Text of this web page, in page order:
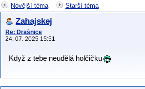
Novější téma Starší téma
Zahajskej
Re: Drašnice
24. 07. 2025 15:51
Když z tebe neudělá holčičku